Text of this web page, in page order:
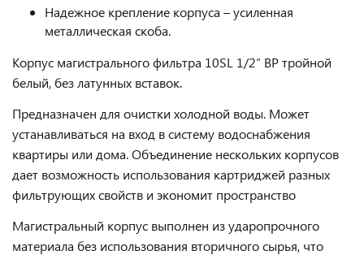
Надежное крепление корпуса – усиленная
металлическая скоба.
Корпус магистрального фильтра 10SL 1/2″ ВР тройной
белый, без латунных вставок.
Предназначен для очистки холодной воды. Может
устанавливаться на вход в систему водоснабжения
квартиры или дома. Объединение нескольких корпусов
дает возможность использования картриджей разных
фильтрующих свойств и экономит пространство
Магистральный корпус выполнен из ударопрочного
материала без использования вторичного сырья, что